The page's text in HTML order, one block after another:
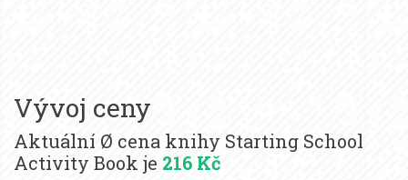
Vývoj ceny
Aktuální Ø cena knihy Starting School
Activity Book je 216 Kč